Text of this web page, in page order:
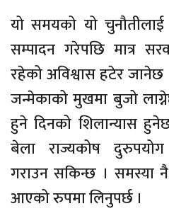
यो समयको यो
सम्पादन गरेपछि मात्र
रहेको अविश्वास हटेर जानेछ ।
जन्मेकाको मुखमा बुजो
हुने दिनको शिलान्यास
बेला राज्यकोष
गराउन सकिन्छ । समस्या
आएको रुपमा लिनुपर्छ ।